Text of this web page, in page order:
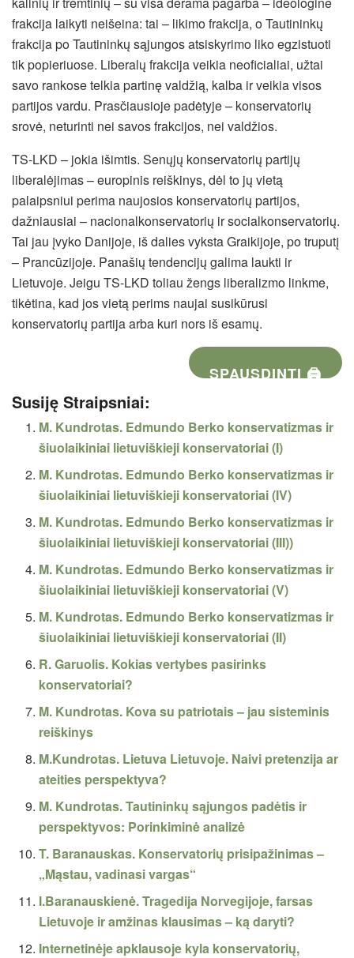
frakcija laikyti neišeina: tai – likimo frakcija, o Tautininkų
frakcija po Tautininkų sąjungos atsiskyrimo liko egzistuoti
tik popieriuose. Liberalų frakcija veikia neoficialiai, užtai
savo rankose telkia partinę valdžią, kalba ir veikia visos
partijos vardu. Prasčiausioje padėtyje – konservatorių
srovė, neturinti nei savos frakcijos, nei valdžios.
TS-LKD – jokia išimtis. Senųjų konservatorių partijų
liberalėjimas – europinis reiškinys, dėl to jų vietą
palaipsniui perima naujosios konservatorių partijos,
dažniausiai – nacionalkonservatorių ir socialkonservatorių.
Tai jau įvyko Danijoje, iš dalies vyksta Graikijoje, po truputį
– Prancūzijoje. Panašių tendencijų galima laukti ir
Lietuvoje. Jeigu TS-LKD toliau žengs liberalizmo linkme,
tikėtina, kad jos vietą perims naujai susikūrusi
konservatorių partija arba kuri nors iš esamų.
SPAUSDINTI 🖨
Susiję Straipsniai:
M. Kundrotas. Edmundo Berko konservatizmas ir
šiuolaikiniai lietuviškieji konservatoriai (I)
M. Kundrotas. Edmundo Berko konservatizmas ir
šiuolaikiniai lietuviškieji konservatoriai (IV)
M. Kundrotas. Edmundo Berko konservatizmas ir
šiuolaikiniai lietuviškieji konservatoriai (III))
M. Kundrotas. Edmundo Berko konservatizmas ir
šiuolaikiniai lietuviškieji konservatoriai (V)
M. Kundrotas. Edmundo Berko konservatizmas ir
šiuolaikiniai lietuviškieji konservatoriai (II)
R. Garuolis. Kokias vertybes pasirinks
konservatoriai?
M. Kundrotas. Kova su patriotais – jau sisteminis
reiškinys
M.Kundrotas. Lietuva Lietuvoje. Naivi pretenzija ar
ateities perspektyva?
M. Kundrotas. Tautininkų sąjungos padėtis ir
perspektyvos: Porinkiminė analizė
T. Baranauskas. Konservatorių prisipažinimas –
„Mąstau, vadinasi vargas“
I.Baranauskienė. Tragedija Norvegijoje, farsas
Lietuvoje ir amžinas klausimas – ką daryti?
Internetinėje apklausoje kyla konservatorių,